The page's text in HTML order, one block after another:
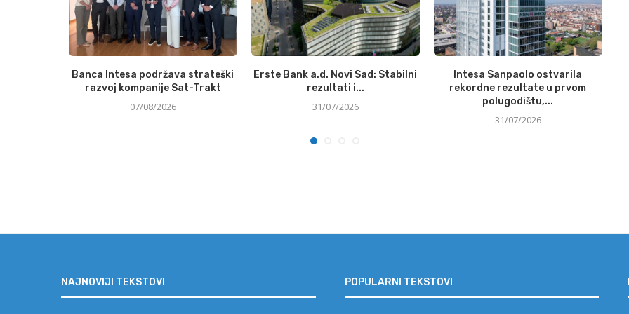
Banca Intesa podržava strateški
razvoj kompanije Sat-Trakt
07/08/2026
Erste Bank a.d. Novi Sad: Stabilni
rezultati i...
31/07/2026
Intesa Sanpaolo ostvarila
rekordne rezultate u prvom
polugodištu,...
31/07/2026
NAJNOVIJI TEKSTOVI POPULARNI TEKSTOVI